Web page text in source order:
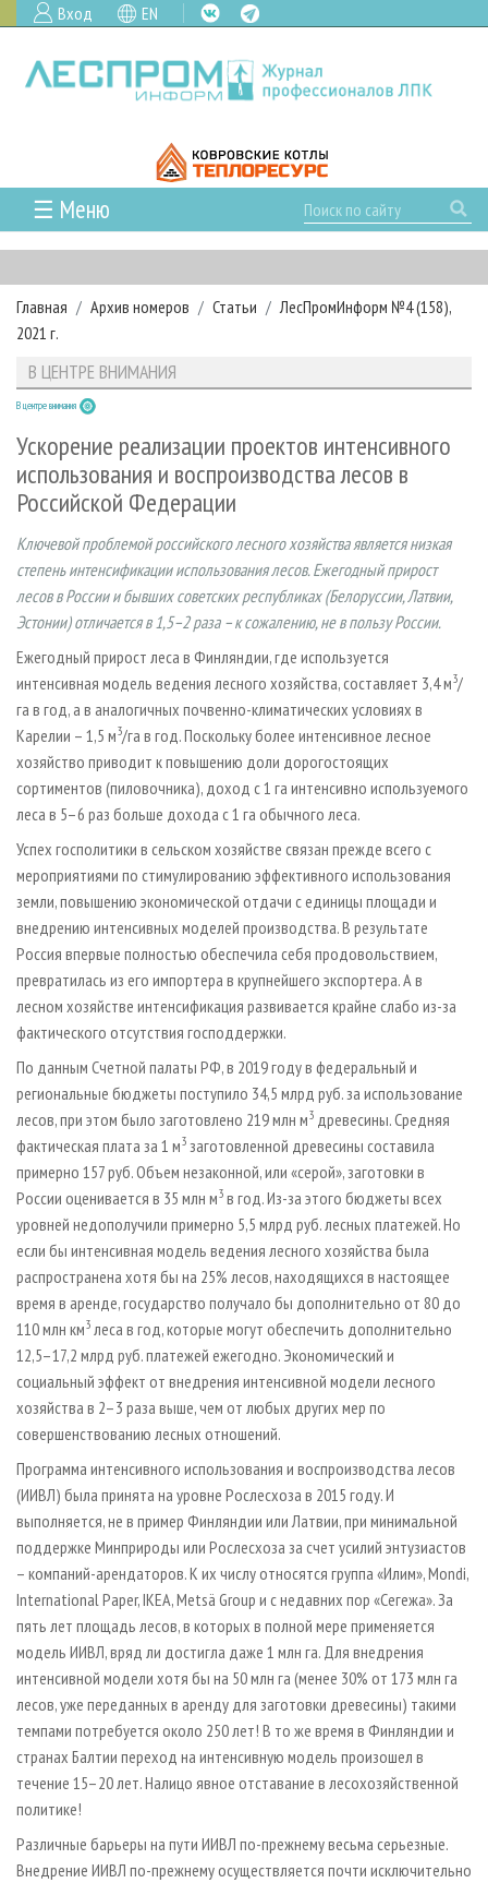
Вход EN
☰ Меню
ГЛАВНАЯ
РУБРИКИ И ТЕМЫ
РУБРИКИ ЖУРНАЛА
ЛЕСОЗАГОТОВКА
ДЕРЕВООБРАБОТКА
СУШКА ДРЕВЕСИНЫ
ПРОИЗВОДСТВО ДРЕВЕСНЫХ ПЛИТ
ДЕРЕВЯННОЕ ДОМОСТРОЕНИЕ
ПРОИЗВОДСТВО МЕБЕЛИ
БИОЭНЕРГЕТИКА
ЦБП
ИНСТРУМЕНТ И МАТЕРИАЛЫ
НОВОСТИ
НОВОСТИ ЛПК
НОВОСТИ КОМПАНИЙ
ПРОЕКТЫ ЛПИ
АНАЛИТИКА
ЛЕСНЫЕ РЕГИОНЫ РОССИИ
ПЕРСОНЫ
МОБИЛЬНЫЕ ВЫСТАВКИ
ОФИЦИАЛЬНЫЕ ДЕЛЕГАЦИИ
ПРИОРИТЕТНЫЕ ИНВЕСТПРОЕКТЫ
RUSSIAN FORESTRY REVIEW
ГАЗЕТА ЛЕСПРОМФОРУМ
БИБЛИОТЕКА СПЕЦИАЛИСТА
АРХИВ
СТАТЬИ
О ЖУРНАЛЕ
ПОДПИСКА
КОНТАКТЫ
РЕКЛАМОДАТЕЛЯМ
РЕКЛАМА
РЕКЛАМА НА САЙТЕ
Главная Архив номеров Статьи
ЛесПромИнформ №4 (158),
2021 г.
В ЦЕНТРЕ ВНИМАНИЯ
В центре внимания
Ускорение реализации проектов интенсивного
использования и воспроизводства лесов в
Российской Федерации
Ключевой проблемой российского лесного хозяйства является низкая
степень интенсификации использования лесов. Ежегодный прирост
лесов в России и бывших советских республиках (Белоруссии, Латвии,
Эстонии) отличается в 1,5–2 раза – к сожалению, не в пользу России.
Ежегодный прирост леса в Финляндии, где используется
интенсивная модель ведения лесного хозяйства, составляет 3,4 м3/
га в год, а в аналогичных почвенно-климатических условиях в
Карелии – 1,5 м3/га в год. Поскольку более интенсивное лесное
хозяйство приводит к повышению доли дорогостоящих
сортиментов (пиловочника), доход с 1 га интенсивно используемого
леса в 5–6 раз больше дохода с 1 га обычного леса.
Успех госполитики в сельском хозяйстве связан прежде всего с
мероприятиями по стимулированию эффективного использования
земли, повышению экономической отдачи с единицы площади и
внедрению интенсивных моделей производства. В результате
Россия впервые полностью обеспечила себя продовольствием,
превратилась из его импортера в крупнейшего экспортера. А в
лесном хозяйстве интенсификация развивается крайне слабо из-за
фактического отсутствия господдержки.
По данным Счетной палаты РФ, в 2019 году в федеральный и
региональные бюджеты поступило 34,5 млрд руб. за использование
лесов, при этом было заготовлено 219 млн м3 древесины. Средняя
фактическая плата за 1 м3 заготовленной древесины составила
примерно 157 руб. Объем незаконной, или «серой», заготовки в
России оценивается в 35 млн м3 в год. Из-за этого бюджеты всех
уровней недополучили примерно 5,5 млрд руб. лесных платежей. Но
если бы интенсивная модель ведения лесного хозяйства была
распространена хотя бы на 25% лесов, находящихся в настоящее
время в аренде, государство получало бы дополнительно от 80 до
110 млн км3 леса в год, которые могут обеспечить дополнительно
12,5–17,2 млрд руб. платежей ежегодно. Экономический и
социальный эффект от внедрения интенсивной модели лесного
хозяйства в 2–3 раза выше, чем от любых других мер по
совершенствованию лесных отношений.
Программа интенсивного использования и воспроизводства лесов
(ИИВЛ) была принята на уровне Рослесхоза в 2015 году. И
выполняется, не в пример Финляндии или Латвии, при минимальной
поддержке Минприроды или Рослесхоза за счет усилий энтузиастов
– компаний-арендаторов. К их числу относятся группа «Илим», Mondi,
International Paper, IKEA, Metsä Group и с недавних пор «Сегежа». За
пять лет площадь лесов, в которых в полной мере применяется
модель ИИВЛ, вряд ли достигла даже 1 млн га. Для внедрения
интенсивной модели хотя бы на 50 млн га (менее 30% от 173 млн га
лесов, уже переданных в аренду для заготовки древесины) такими
темпами потребуется около 250 лет! В то же время в Финляндии и
странах Балтии переход на интенсивную модель произошел в
течение 15–20 лет. Налицо явное отставание в лесохозяйственной
политике!
Различные барьеры на пути ИИВЛ по-прежнему весьма серьезные.
Внедрение ИИВЛ по-прежнему осуществляется почти исключительно